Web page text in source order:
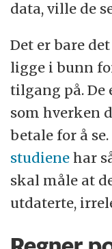
data, ville de
Det er bare
ligge i bunn
tilgang på.
som hverken
betale for å
studiene har
skal måle at
utdaterte,